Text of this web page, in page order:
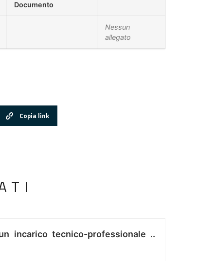
Documento
Nessun
allegato
Copia link
incarico tecnico-professionale ..